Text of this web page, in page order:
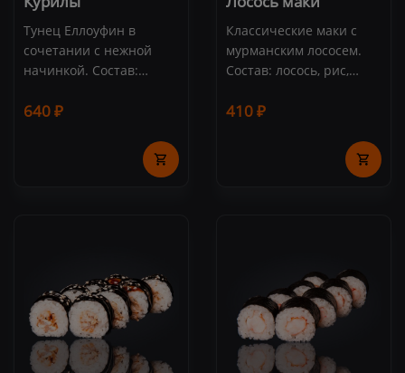
Тунец Еллоуфин в
сочетании с нежной
начинкой. Состав:
авокадо, японский
640 ₽
Классические маки с
мурманским лососем.
Состав: лосось, рис,
410 ₽